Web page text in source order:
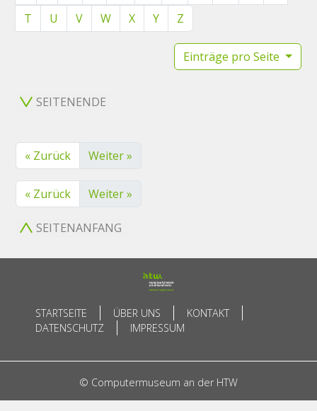
T
U V W X Y Z
Einträge pro Seite
SEITENENDE
« Zurück Weiter »
« Zurück Weiter »
SEITENANFANG
STARTSEITE ÜBER UNS
KONTAKT
DATENSCHUTZ
IMPRESSUM
© Computermuseum an der HTW